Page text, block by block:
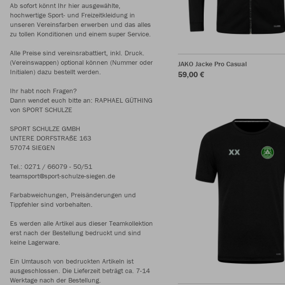
Ab sofort könnt Ihr hier ausgewählte,
hochwertige Sport- und Freizeitkleidung in
unseren Vereinsfarben erwerben und das alles
zu tollen Konditionen und einem super Service.
Alle Preise sind vereinsrabattiert, inkl. Druck.
(Vereinswappen) optional können (Nummer oder
Initialen) dazu bestellt werden.
Ihr habt noch Fragen?
Dann wendet euch bitte an: RAPHAEL GÜTHING
von SPORT SCHULZE
SPORT SCHULZE GMBH
UNTERE DORFSTRAßE 163
57074 SIEGEN
Tel.: 0271 / 66079 - 50/51
teamsport@sport-schulze-siegen.de
Farbabweichungen, Preisänderungen und
Tippfehler sind vorbehalten.
Es werden alle Artikel aus dieser Teamkollektion
erst nach der Bestellung bedruckt und sind
keine Lagerware.
Ein Umtausch von bedruckten Artikeln ist
ausgeschlossen. Die Lieferzeit beträgt ca. 7-14
Werktage nach der Bestellung.
JAKO Jacke Pro Casual
59,00 €